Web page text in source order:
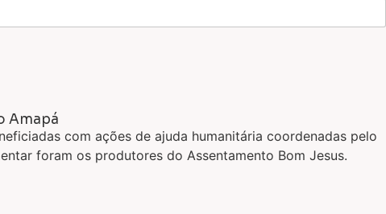
Amapá
com ações de ajuda humanitária coordenadas pelo
foram os produtores do Assentamento Bom Jesus.